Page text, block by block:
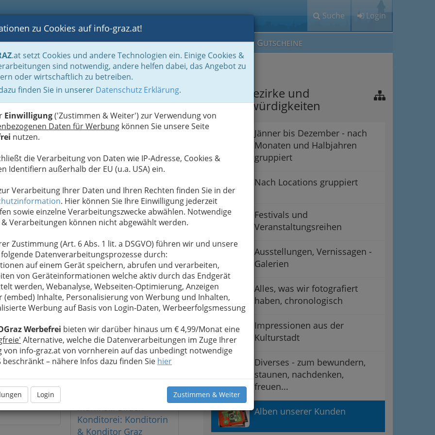
Suche Login
BLOGS FOTOS GASTRONOMIE BRANCHEN MEIN IG GUTSCHEINE
zu Cookies auf info-graz.at!
.at setzt Cookies und andere Technologien ein. Einige Cookies &
sind notwendig, andere helfen dabei, das Angebot zu
oder wirtschaftlich zu betreiben.
finden Sie in unserer Datenschutz Erklärung.
Einwilligung('Zustimmen & Weiter') zur Verwendung von
Daten für Werbung können Sie unsere Seite
nutzen.
die Verarbeitung von Daten wie IP-Adresse, Cookies &
Identifiern außerhalb der EU (u.a. USA) ein.
Verarbeitung Ihrer Daten und Ihren Rechten finden Sie in der
. Hier können Sie Ihre Einwilligung jederzeit
sowie einzelne Verarbeitungszwecke abwählen. Notwendige
& Verarbeitungen können nicht abgewählt werden.
Zustimmung (Art. 6 Abs. 1 lit. a DSGVO) führen wir und unsere
Datenverarbeitungsprozesse durch:
auf einem Gerät speichern, abrufen und verarbeiten,
von Geräteinformationen welche aktiv durch das Endgerät
werden, Webanalyse, Webseiten-Optimierung, Anzeigen
(embed) Inhalte, Personalisierung von Werbung und Inhalten,
Werbung auf Basis von Login-Daten, Werbeerfolgsmessung
Werbefrei bieten wir darüber hinaus um € 4,99/Monat eine
Alternative, welche die Datenverarbeitungen im Zuge Ihrer
von info-graz.at von vornherein auf das unbedingt notwendige
beschränkt – nähere Infos dazu finden Sie hier
Login Zustimmen & Weiter
Sie die
in unserem
rechts zu keinem Ergebnis kommen:Suchen
auf INFOGRAZ.at mit Google™-Technik.
Sie doch mit uns durch die
und ihre schöne Umgebung.
Sie zum Häferlgucker oder Kunstliebhaber.
Sie sich von unseren Fotostrecken zu den
Themen inspirieren.
oder werfen Sie einen Blick in die
Galerien.Besuchen Sie Lokale, Gaststätten
Restaurants, sehen Sie Künstlern bei ihrer
zuoder lassen Sie sich von bildlichen „good
ist alles möglich. Oder möchten Sie Ihr
Userinnen präsentieren? Dann kontaktieren
zu sehen.
Konditorei: Konditorin
& Konditor Graz
Graz - Bezirke und
Sehenswürdigkeiten
Jänner bis Dezember - nach
Monaten und Halbjahren
gruppiert
Nach Locations gruppiert
Festivals und
Veranstaltungsreihen
Ausstellungen, Vernissagen -
Galerien
Alles, was wir fotografiert
haben, chronologisch
Impressionen aus der
Kulturstadt
Diverses - zum bewundern,
staunen, nachdenken,
freuen...
Alben unserer Kunden